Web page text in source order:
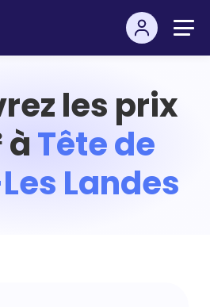
les prix
àTête de
Landes